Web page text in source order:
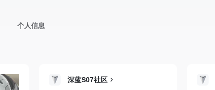
个人信息
深蓝S07社区